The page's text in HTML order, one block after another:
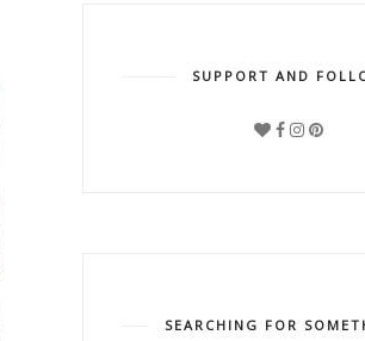
SUPPORT AND
SEARCHING FOR